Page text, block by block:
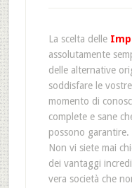
La scelta delle
assolutamente
delle alternative
soddisfare le
momento di
complete e sane
possono garantire.
Non vi siete mai
dei vantaggi
vera società che